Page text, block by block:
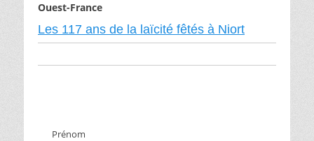
Ouest-France
Les 117 ans de la laïcité fêtés à Niort
Prénom